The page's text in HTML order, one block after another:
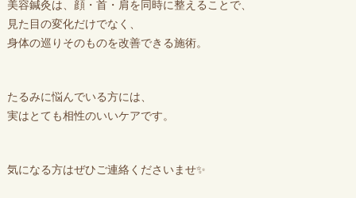
美容鍼灸は、顔・首・肩を同時に整えることで、
見た目の変化だけでなく、
身体の巡りそのものを改善できる施術。
たるみに悩んでいる方には、
実はとても相性のいいケアです。
気になる方はぜひご連絡くださいませ✨